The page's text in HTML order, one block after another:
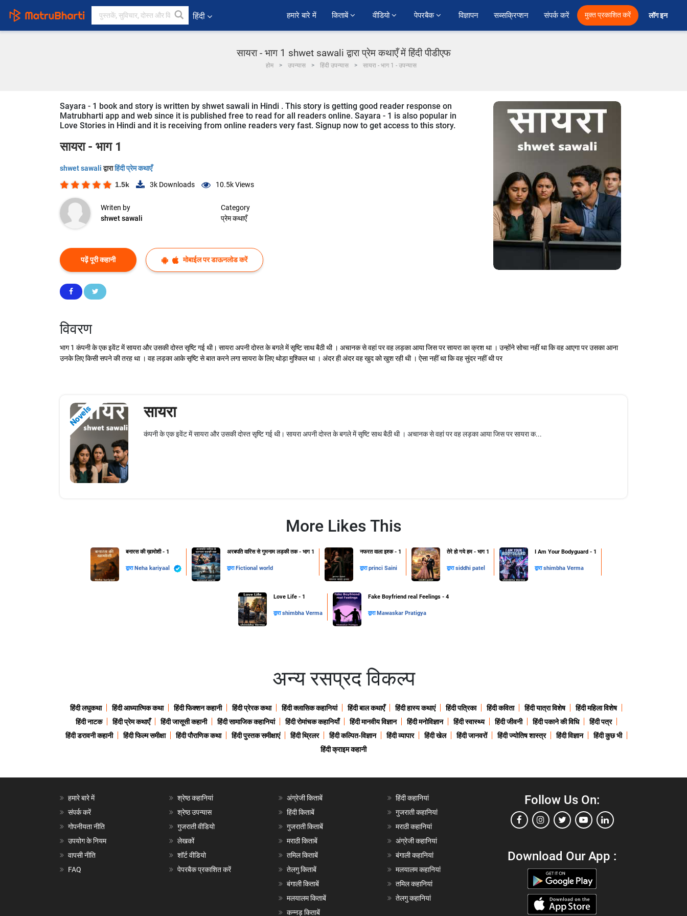
हिंदी हमारे बारे में किताबें वीडियो पेपरबैक विज्ञापन सब्सक्रिप्शन संपर्क करें मुक्त प्रकाशित करें लॉग इन
सायरा - भाग 1 shwet sawali द्वारा प्रेम कथाएँ में हिंदी पीडीएफ
होम उपन्यास हिंदी उपन्यास सायरा - भाग 1 - उपन्यास
Sayara - 1 book and story is written by shwet sawali in Hindi . This story is getting good reader response on
Matrubharti app and web since it is published free to read for all readers online. Sayara - 1 is also popular in
Love Stories in Hindi and it is receiving from online readers very fast. Signup now to get access to this story.
सायरा - भाग 1
shwet sawaliद्वाराहिंदी प्रेम कथाएँ
1.5k 3k Downloads 10.5kViews
Writen by
shwet sawali
Category
प्रेम कथाएँ
पढ़ें पूरी कहानी मोबाईल पर डाऊनलोड करें
विवरण
भाग 1 कंपनी के एक इवेंट में सायरा और उसकी दोस्त सृष्टि गई थी। सायरा अपनी दोस्त के बगले में सृष्टि साथ बैठी थी । अचानक से वहां पर वह लड़का आया जिस पर सायरा का क्रश था । उन्होंने सोचा नहीं था कि वह आएगा पर उसका आना
उनके लिए किसी सपने की तरह था । वह लड़का आके सृष्टि से बात करने लगा सायरा के लिए थोड़ा मुश्किल था । अंदर ही अंदर वह खुद को खुश रही थी । ऐसा नहीं था कि वह सुंदर नहीं थी पर
Novels सायरा
कंपनी के एक इवेंट में सायरा और उसकी दोस्त सृष्टि गई थी। सायरा अपनी दोस्त के बगले में सृष्टि साथ बैठी थी । अचानक से वहां पर वह लड़का आया जिस पर सायरा क...
More Likes This
बनारस की ख़ामोशी - 1
द्वारा Neha kariyaal
अरबपति वारिस से गुमनाम लड़की तक - भाग 1
द्वारा Fictional world
नफरत वाला इश्क - 1
द्वाराprinci Saini
तेरे हो गये हम - भाग 1
द्वाराsiddhi patel
I Am Your Bodyguard - 1
द्वाराshimbha Verma
Love Life - 1
द्वाराshimbha Verma
Fake Boyfriend real Feelings - 4
द्वारा Mawaskar Pratigya
अन्य रसप्रद विकल्प
हिंदी लघुकथा हिंदी आध्यात्मिक कथा हिंदी फिक्शन कहानी हिंदी प्रेरक कथा हिंदी क्लासिक कहानियां हिंदी बाल कथाएँ हिंदी हास्य कथाएं हिंदी पत्रिका हिंदी कविता हिंदी यात्रा विशेष
हिंदी महिला विशेष
हिंदी नाटक
हिंदी प्रेम कथाएँ हिंदी जासूसी कहानी हिंदी सामाजिक कहानियां हिंदी रोमांचक कहानियाँ हिंदी मानवीय विज्ञान हिंदी मनोविज्ञान हिंदी स्वास्थ्य हिंदी जीवनी हिंदी पकाने की विधि
हिंदी पत्र
हिंदी डरावनी कहानी
हिंदी फिल्म समीक्षा हिंदी पौराणिक कथा हिंदी पुस्तक समीक्षाएं हिंदी थ्रिलर हिंदी कल्पित-विज्ञान हिंदी व्यापार हिंदी खेल हिंदी जानवरों हिंदी ज्योतिष शास्त्र हिंदी विज्ञान
हिंदी कुछ भी
हिंदी क्राइम कहानी
हमारे बारे में
संपर्क करें
गोपनीयता नीति
उपयोग के नियम
वापसी नीति
FAQ
श्रेष्ठ कहानियां
श्रेष्ठ उपन्यास
गुजराती वीडियो
लेखकों
शॉर्ट वीडियो
पेपरबैक प्रकाशित करें
अंग्रेजी किताबें
हिंदी किताबें
गुजराती किताबें
मराठी किताबें
तमिल किताबें
तेलगु किताबें
बंगाली किताबें
मलयालम किताबें
कन्नड़ किताबें
हिंदी कहानियां
गुजराती कहानियां
मराठी कहानियां
अंग्रेजी कहानियां
बंगाली कहानियां
मलयालम कहानियां
तमिल कहानियां
तेलगु कहानियां
Follow Us On:
Download Our App :